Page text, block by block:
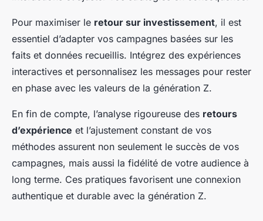
Pour maximiser le retour sur investissement, il est
essentiel d’adapter vos campagnes basées sur les
faits et données recueillis. Intégrez des expériences
interactives et personnalisez les messages pour rester
en phase avec les valeurs de la génération Z.
En fin de compte, l’analyse rigoureuse des retours
d’expérience et l’ajustement constant de vos
méthodes assurent non seulement le succès de vos
campagnes, mais aussi la fidélité de votre audience à
long terme. Ces pratiques favorisent une connexion
authentique et durable avec la génération Z.